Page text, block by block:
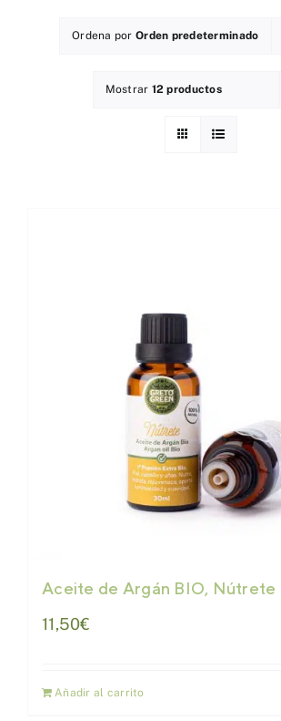
Ordena por Orden predeterminado
Mostrar 12 productos
Aceite de Argán BIO, Nútrete
11,50€
Añadir al carrito